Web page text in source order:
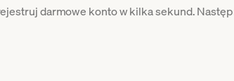
darmowe konto w kilka sekund.